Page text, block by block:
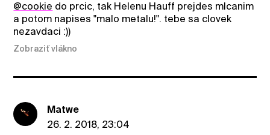
@cookie do prcic, tak Helenu Hauff prejdes mlcanim
a potom napises "malo metalu!". tebe sa clovek
nezavdaci :))
Zobraziť vlákno
Matwe
26. 2. 2018, 23:04